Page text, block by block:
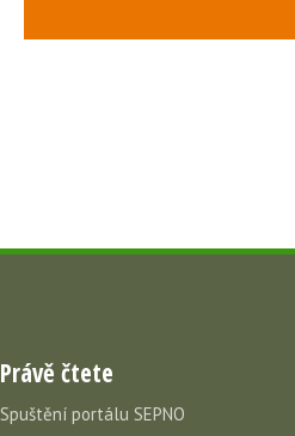
Právě čtete
Spuštění portálu SEPNO